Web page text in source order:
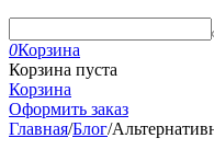
0Корзина
Корзина пуста
Корзина
Оформить заказ
Главная/Блог/